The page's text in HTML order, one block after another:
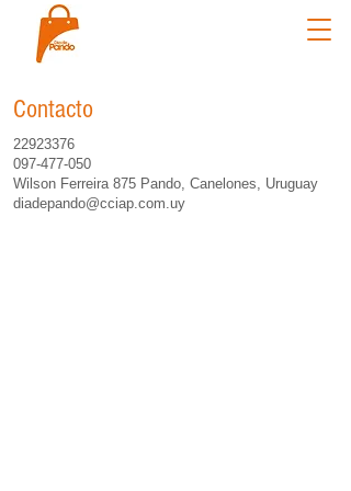
Contacto
22923376
097-477-050
Wilson Ferreira 875 Pando, Canelones, Uruguay
diadepando@cciap.com.uy